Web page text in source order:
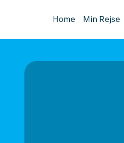
Home Min Rejse